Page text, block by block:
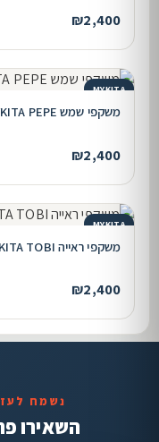
₪2,400
MYKITA
משקפי שמש MYKITA PEPE
₪2,400
MYKITA
משקפי ראייה MYKITA TOBI
₪2,400
נשמח
השאירו